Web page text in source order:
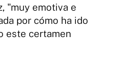
"muy emotiva e
por cómo ha ido
este certamen